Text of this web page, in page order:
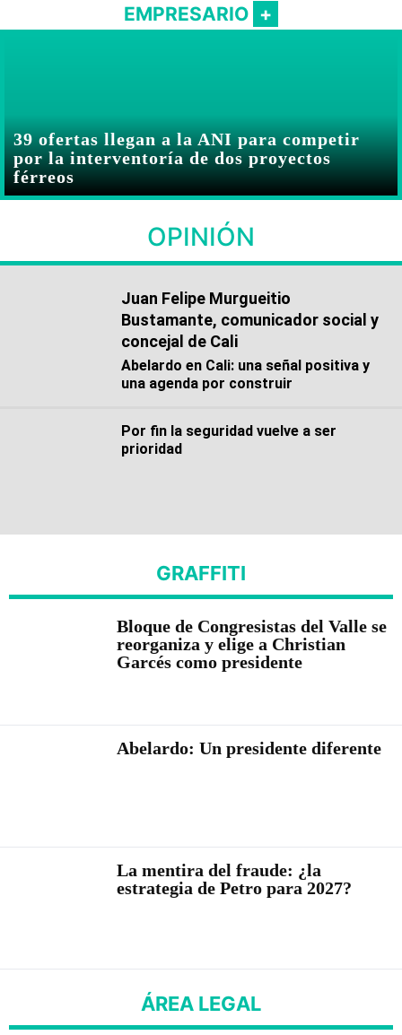
EMPRESARIO
39 ofertas llegan a la ANI para competir
por la interventoría de dos proyectos
férreos
OPINIÓN
Juan Felipe Murgueitio
Bustamante, comunicador social y
concejal de Cali
Abelardo en Cali: una señal positiva y
una agenda por construir
Por fin la seguridad vuelve a ser
prioridad
GRAFFITI
Bloque de Congresistas del Valle se
reorganiza y elige a Christian
Garcés como presidente
Abelardo: Un presidente diferente
La mentira del fraude: ¿la
estrategia de Petro para 2027?
ÁREA LEGAL